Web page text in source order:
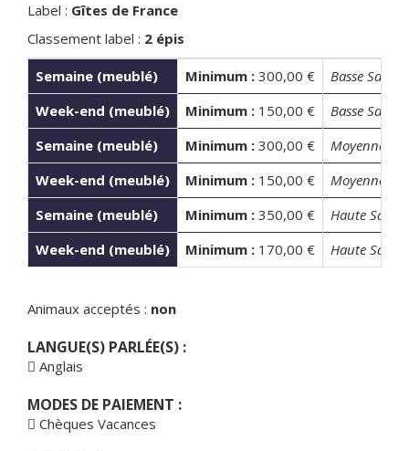
Label : Gîtes de France
Classement label : 2 épis
Semaine (meublé) Minimum : 300,00 €
Basse Saison
Week-end (meublé)
Minimum : 150,00 €
Basse Saison
Semaine (meublé)
Minimum : 300,00 €
Moyenne
Week-end (meublé)
Minimum : 150,00 €
Moyenne
Semaine (meublé)
Minimum : 350,00 €
Haute Saison
Week-end (meublé)
Minimum : 170,00 € Haute Saison
Animaux acceptés : non
LANGUE(S) PARLÉE(S) :
Anglais
MODES DE PAIEMENT :
Chèques Vacances